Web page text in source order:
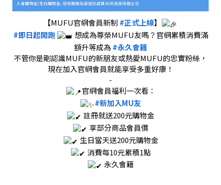
【MUFU官網會員新制 #正式上線】
#即日起開跑
想成為尊榮MUFU友嗎？官網累積消費滿
額升等成為#永久會籍
不管你是剛認識MUFU的新朋友或熱愛MUFU的忠實粉絲，
現在加入官網會員就能享受多重好康！
-
官網會員福利一次看：
#新加入MU友
註冊就送200元購物金
享部分商品會員價
生日當天送200元購物金
消費每10元累積1點
永久會籍